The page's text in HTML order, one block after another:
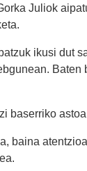
Juliok
ikusi dut
Baten
baserriko
baina